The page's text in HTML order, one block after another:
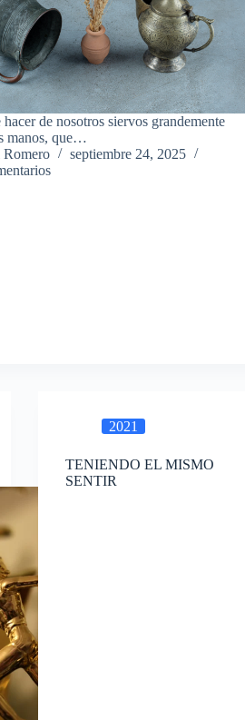
de nosotros siervos grandemente
manos, que…
septiembre 24, 2025
2021
TENIENDO EL MISMO
SENTIR